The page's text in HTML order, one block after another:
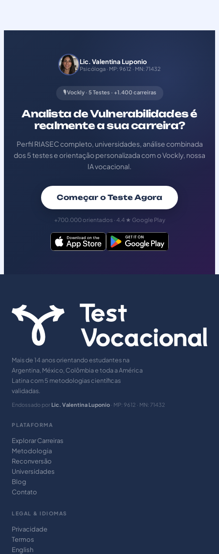
Lic. Valentina Luponio
Psicóloga · MP: 9612 · MN: 71432
🎙️ Vockly · 5 Testes · +1.400 carreiras
Analista de Vulnerabilidades é
realmente a sua carreira?
Perfil RIASEC completo, universidades, análise combinada
dos 5 testes e orientação personalizada com o Vockly, nossa
IA vocacional.
Começar o Teste Agora
+700.000 orientados · 4.4 ★ Google Play
Mais de 14 anos orientando estudantes na
Argentina, México, Colômbia e toda a América
Latina com 5 metodologias científicas
validadas.
Endossado por Lic. Valentina Luponio · MP: 9612 · MN: 71432
PLATAFORMA
Explorar Carreiras
Metodologia
Reconversão
Universidades
Blog
Contato
LEGAL & IDIOMAS
Privacidade
Termos
English